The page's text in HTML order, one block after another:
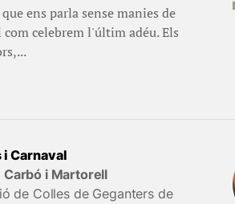
ens parla sense manies de
com celebrem l'últim adéu. Els
i Carnaval
Carbó i Martorell
de Colles de Geganters de